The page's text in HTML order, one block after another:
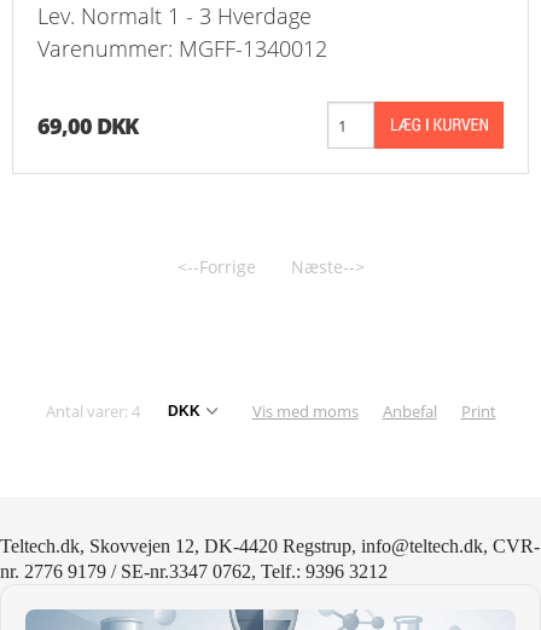
Lev. Normalt 1 - 3 Hverdage
Varenummer: MGFF-1340012
69,00 DKK
<--Forrige Næste-->
Antal varer: 4 Vis med moms Anbefal Print
Teltech.dk, Skovvejen 12, DK-4420 Regstrup, info@teltech.dk, CVR-
nr. 2776 9179 / SE-nr.3347 0762, Telf.: 9396 3212